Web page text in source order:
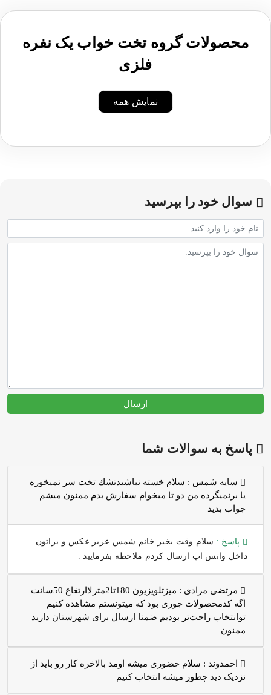
محصولات گروه تخت خواب یک نفره
فلزی
نمایش همه
سوال خود را بپرسید
ارسال
پاسخ به سوالات شما
سايه شمس : سلام خسته نباشيدتشك تخت سر نميخوره
يا برنميگرده من دو تا ميخوام سفارش بدم ممنون ميشم
جواب بديد
پاسخ : سلام وقت بخیر خانم شمس عزیز عکس و براتون
داخل واتس اپ ارسال کردم ملاحظه بفرمایید .
مرتضی مرادی :
میزتلویزیون 180تا2مترلاارتغاع 50سانت
اگه کدمحصولات جوری بود که میتونستم مشاهده کنیم
توانتخاب راحت‌تر بودیم ضمنا ارسال برای شهرستان دارید
ممنون
احمدوند : سلام حضوری میشه اومد بالاخره کار رو باید از
نزدیک دید چطور میشه انتخاب کنیم